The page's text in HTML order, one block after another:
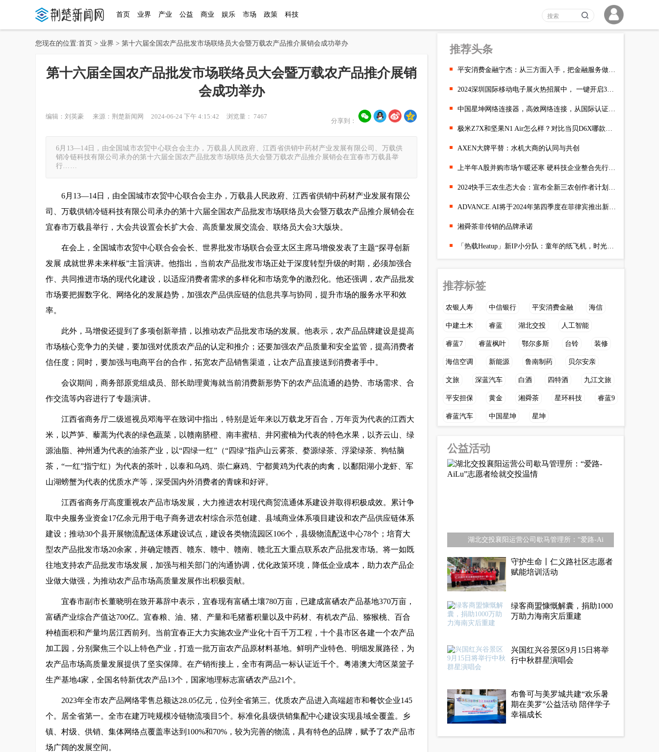
首页 业界 产业 公益 商业 娱乐 市场 政策 科技
您现在的位置:首页 > 业界 > 第十六届全国农产品批发市场联络员大会暨万载农产品推介展销会成功举办
第十六届全国农产品批发市场联络员大会暨万载农产品推介展销
会成功举办
编辑：刘英豪 来源：荆楚新闻网 2024-06-24 下午 4:15:42 浏览量： 7467
分享到：
6月13—14日，由全国城市农贸中心联合会主办，万载县人民政府、江西省供销中药材产业发展有限公司、万载供
销冷链科技有限公司承办的第十六届全国农产品批发市场联络员大会暨万载农产品推介展销会在宜春市万载县举
行……
6月13—14日，由全国城市农贸中心联合会主办，万载县人民政府、江西省供销中药材产业发展有限公
司、万载供销冷链科技有限公司承办的第十六届全国农产品批发市场联络员大会暨万载农产品推介展销会在
宜春市万载县举行，大会共设置会长扩大会、高质量发展交流会、联络员大会3大版块。
在会上，全国城市农贸中心联合会会长、世界批发市场联合会亚太区主席马增俊发表了主题“探寻创新
发展 成就世界未来样板”主旨演讲。他指出，当前农产品批发市场正处于深度转型升级的时期，必须加强合
作、共同推进市场的现代化建设，以适应消费者需求的多样化和市场竞争的激烈化。他还强调，农产品批发
市场要把握数字化、网络化的发展趋势，加强农产品供应链的信息共享与协同，提升市场的服务水平和效
率。
此外，马增俊还提到了多项创新举措，以推动农产品批发市场的发展。他表示，农产品品牌建设是提高
市场核心竞争力的关键，要加强对优质农产品的认定和推介；还要加强农产品质量和安全监管，提高消费者
信任度；同时，要加强与电商平台的合作，拓宽农产品销售渠道，让农产品直接送到消费者手中。
会议期间，商务部原党组成员、部长助理黄海就当前消费新形势下的农产品流通的趋势、市场需求、合
作交流等内容进行了专题演讲。
江西省商务厅二级巡视员邓海平在致词中指出，特别是近年来以万载龙牙百合，万年贡为代表的江西大
米，以芦笋、藜蒿为代表的绿色蔬菜，以赣南脐橙、南丰蜜桔、井冈蜜柚为代表的特色水果，以齐云山、绿
源油脂、神州通为代表的油茶产业，以“四绿一红”（“四绿”指庐山云雾茶、婺源绿茶、浮梁绿茶、狗牯脑
茶，“一红”指宁红）为代表的茶叶，以泰和乌鸡、崇仁麻鸡、宁都黄鸡为代表的肉禽，以鄱阳湖小龙虾、军
山湖螃蟹为代表的优质水产等，深受国内外消费者的青睐和好评。
江西省商务厅高度重视农产品市场发展，大力推进农村现代商贸流通体系建设并取得积极成效。累计争
取中央服务业资金17亿余元用于电子商务进农村综合示范创建、县域商业体系项目建设和农产品供应链体系
建设；推动30个县开展物流配送体系建设试点，建设各类物流园区106个，县级物流配送中心78个；培育大
型农产品批发市场20余家，并确定赣西、赣东、赣中、赣南、赣北五大重点联系农产品批发市场。将一如既
往地支持农产品批发市场发展，加强与相关部门的沟通协调，优化政策环境，降低企业成本，助力农产品企
业做大做强，为推动农产品市场高质量发展作出积极贡献。
宜春市副市长董晓明在致开幕辞中表示，宜春现有富硒土壤780万亩，已建成富硒农产品基地370万亩，
富硒产业综合产值达700亿。宜春粮、油、猪、产量和毛猪蓄积量以及中药材、有机农产品、猕猴桃、百合
种植面积和产量均居江西前列。当前宜春正大力实施农业产业化十百千万工程，十个县市区各建一个农产品
加工园，分别聚焦三个以上特色产业，打造一批万亩农产品原材料基地。鲜明产业特色、明细发展路径，为
农产品市场高质量发展提供了坚实保障。在产销衔接上，全市有两品一标认证近千个。粤港澳大湾区菜篮子
生产基地4家，全国名特新优农产品13个，国家地理标志富硒农产品21个。
2023年全市农产品网络零售总额达28.05亿元，位列全省第三。优质农产品进入高端超市和餐饮企业145
个。居全省第一。全市在建万吨规模冷链物流项目5个。标准化县级供销集配中心建设实现县域全覆盖。乡
镇、村级、供销、集体网络点覆盖率达到100%和70%，较为完善的物流，具有特色的品牌，赋予了农产品市
场广阔的发展空间。
推荐头条
平安消费金融宁杰：从三方面入手，把金融服务做到“普”又“惠”
2024深圳国际移动电子展火热招展中， 一键开启3C市场掘金之路
中国星坤网络连接器，高效网络连接，从国际认证的弯插开始！
极米Z7X和坚果N1 Air怎么样？对比当贝D6X哪款更值得买？
AXEN大牌平替：水机大商的认同与共创
上半年A股并购市场乍暖还寒 硬科技企业整合先行一步
2024快手三农生态大会：宣布全新三农创作者计划，打造繁荣生长的
ADVANCE.AI将于2024年第四季度在菲律宾推出新征信局
湘舜茶非传销的品牌承诺
「热载Heatup」新IP小分队：童年的纸飞机，时光中重聚
推荐标签
农银人寿 中信银行 平安消费金融 海信
中建土木 睿蓝 湖北交投 人工智能
睿蓝7 睿蓝枫叶 鄂尔多斯 台铃 装修
海信空调 新能源 鲁南制药 贝尔安亲
文旅 深蓝汽车 白酒 四特酒 九江文旅
平安担保 黄金 湘舜茶 星环科技 睿蓝9
睿蓝汽车 中国星坤 星坤
公益活动
湖北交投襄阳运营公司歇马管理所：“爱路-Ai
守护生命丨仁义路社区志愿者
赋能培训活动
绿客商盟慷慨解囊，捐助1000
万助力海南灾后重建
兴国红兴谷景区9月15日将举
行中秋群星演唱会
布鲁可与美罗城共建“欢乐暑
期在美罗”公益活动 陪伴学子
幸福成长